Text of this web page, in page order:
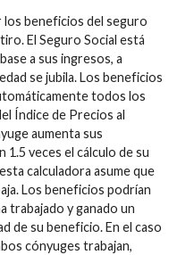
los beneficios del seguro
El Seguro Social está
a sus ingresos, a
se jubila. Los beneficios
todos los
Índice de Precios al
aumenta sus
1.5 veces el cálculo de su
calculadora asume que
Los beneficios podrían
trabajado y ganado un
de su beneficio. En el caso
cónyuges trabajan,